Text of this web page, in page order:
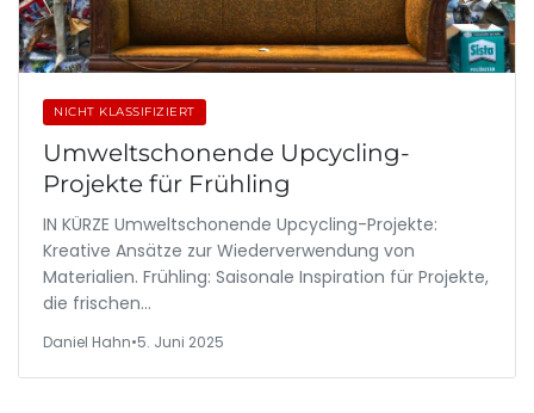
NICHT KLASSIFIZIERT
Umweltschonende Upcycling-
Projekte für Frühling
IN KÜRZE Umweltschonende Upcycling-Projekte:
Kreative Ansätze zur Wiederverwendung von
Materialien. Frühling: Saisonale Inspiration für Projekte,
die frischen…
Daniel Hahn•5. Juni 2025